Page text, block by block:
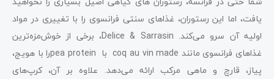
یافت، اما این رستوران، غذاهای سنتی فرانسوی را با تغییری در مواد
اولیه آن سرو می‌کند. Delice & Sarrasin، برخی از خوش‌مزه‌ترین
غذاهای فرانسوی مانند coq au vin made با pea proteinرا با هویج،
پیاز، قارچ و ماهی مرکب ارائه می‌دهد. علاوه بر آن، کرپ‌های